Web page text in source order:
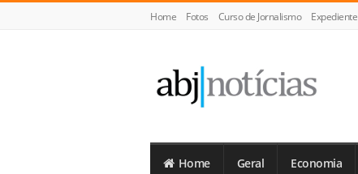
Home Fotos Curso de Jornalismo Expediente
Notícias
Home Geral Economia